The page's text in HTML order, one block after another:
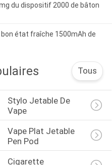
du dispositif 2000 de bâton
état fraîche 1500mAh de
Tous
Stylo Jetable De
Vape
Vape Plat Jetable
Pen Pod
Cigarette